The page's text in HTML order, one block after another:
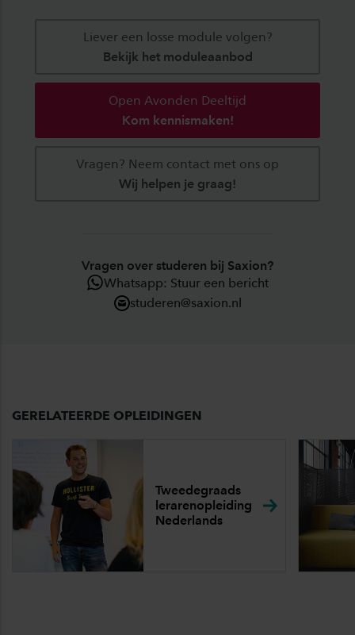
Liever een losse module volgen?
Bekijk het moduleaanbod
Open Avonden Deeltijd
Kom kennismaken!
Vragen? Neem contact met ons op
Wij helpen je graag!
Vragen over studeren bij Saxion?
Whatsapp: Stuur een bericht
studeren@saxion.nl
GERELATEERDE OPLEIDINGEN
Tweedegraads
lerarenopleiding
Nederlands